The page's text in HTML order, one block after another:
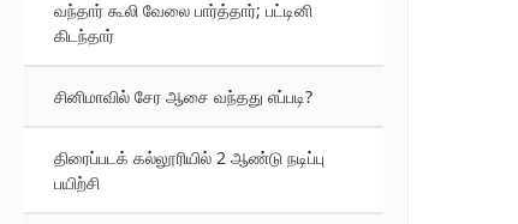
வந்தார் கூலி வேலை பார்த்தார்; பட்டினி
கிடந்தார்
சினிமாவில் சேர ஆசை வந்தது எப்படி?
திரைப்படக் கல்லூரியில் 2 ஆண்டு நடிப்பு
பயிற்சி